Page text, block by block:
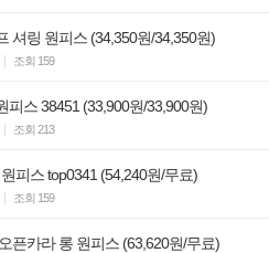
셔링 원피스 (34,350원/34,350원)
조회 159
스 38451 (33,900원/33,900원)
조회 213
피스 top0341 (54,240원/무료)
조회 159
픈카라 롱 원피스 (63,620원/무료)